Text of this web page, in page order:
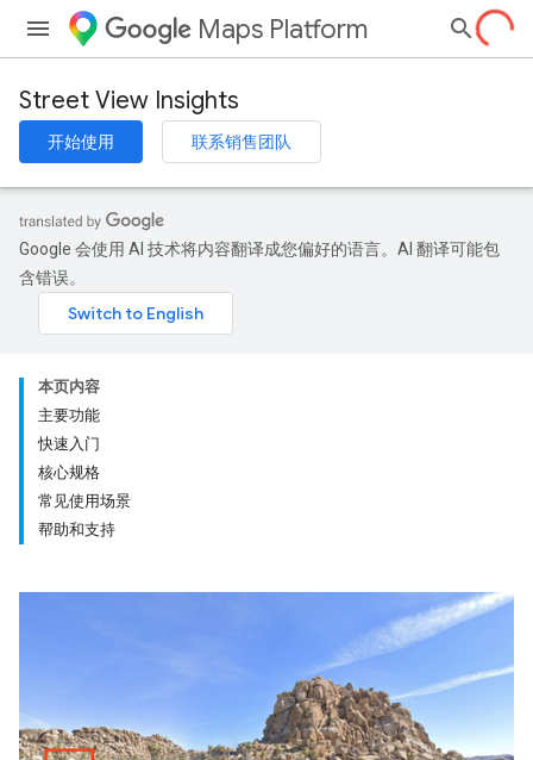
Maps Platform
Street View Insights
开始使用 联系销售团队
Google 会使用 AI 技术将内容翻译成您偏好的语言。AI 翻译可能包
含错误。
本页内容
主要功能
快速入门
核心规格
常见使用场景
帮助和支持